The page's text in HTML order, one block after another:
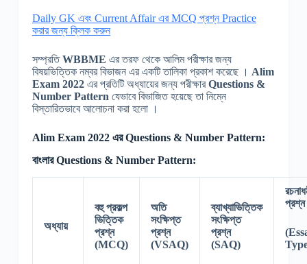
Daily GK এবং Current Affair এর MCQ প্রশ্ন Practice
করার জন্য ক্লিক করুন
সম্প্রতিWBBME এর তরফ থেকে আলিম পরীক্ষার জন্য
বিষয়ভিত্তিক নম্বর বিভাজন এর একটি তালিকা প্রকাশ করেছে । Alim
Exam 2022এর প্রতিটি অধ্যায়ের জন্য পরীক্ষারQuestions &
Number Pattern যেভাবে বিভাজিত হয়েছে তা নিম্নে
বিস্তারিতভাবে আলোচনা করা হলো ।
Alim Exam 2022 এর Questions & Number Pattern:
বাংলার Questions & Number Pattern:
অধ্যায়
বহু প্রকল্প
ভিত্তিক
প্রশ্ন
(MCQ)
অতি
সংক্ষিপ্ত
প্রশ্ন
(VSAQ)
ব্যাখ্যাভিত্তিক
সংক্ষিপ্ত
প্রশ্ন
(SAQ)
প্রশ্ন